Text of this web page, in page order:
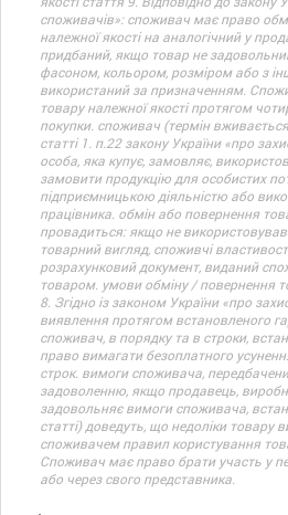
споживачів»: споживач має право
належної якості на аналогічний у
придбаний, якщо товар не
фасоном, кольором, розміром або з
використаний за призначенням.
товару належної якості протягом
покупки. споживач (термін
статті 1. п.22 закону України «про
особа, яка купує, замовляє,
замовити продукцію для особистих
підприємницькою діяльністю або
працівника. обмін або повернення
провадиться: якщо не
товарний вигляд, споживчі
розрахунковий документ, виданий
товаром. умови обміну / повернення
8. Згідно із законом України «про
виявлення протягом встановленого
споживач, в порядку та в строки,
право вимагати безоплатного
строк. вимоги споживача,
задоволенню, якщо продавець,
задовольняє вимоги споживача,
статті) доведуть, що недоліки товару
споживачем правил користування
Споживач має право брати участь у
або через свого представника.